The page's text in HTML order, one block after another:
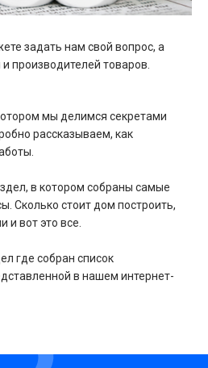
задать нам свой вопрос, а
производителей товаров.
мы делимся секретами
рассказываем, как
в котором собраны самые
Сколько стоит дом построить,
и вот это все.
где собран список
в нашем интернет-